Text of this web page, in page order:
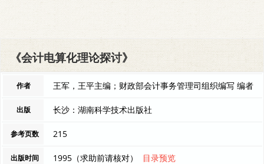
《会计电算化理论探讨》
作者 王军，王平主编；财政部会计事务管理司组织编写 编者
出版 长沙：湖南科学技术出版社
参考页数 215
出版时间 1995（求助前请核对） 目录预览